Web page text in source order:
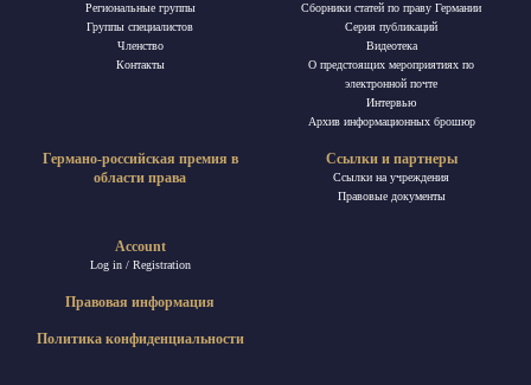
Региональные группы
Группы специалистов
Членство
Контакты
Сборники статей по праву Германии
Ceрия публикаций
Видеотека
О предстоящих мероприятиях по
электронной почте
Интервью
Архив информационных брошюр
Германо-российская премия в
области права
Account
Log in / Registration
Ссылки и партнеры
Ссылки на учреждения
Правовые документы
Правовая информация
Политика конфиденциальности